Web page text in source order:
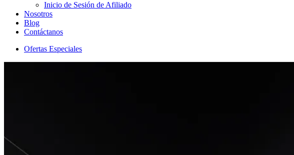
Inicio de Sesión de Afiliado
Nosotros
Blog
Contáctanos
Ofertas Especiales